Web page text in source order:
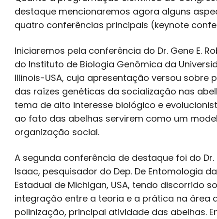
destaque mencionaremos agora alguns
quatro conferências principais (keynote
Iniciaremos pela conferência do Dr. Gene E.
do Instituto de Biologia Genômica da
Illinois-USA, cuja apresentação versou sobre
das raízes genéticas da socialização nas
tema de alto interesse biológico e
ao fato das abelhas servirem como um
organização social.
A segunda conferência de destaque foi do Dr.
Isaac, pesquisador do Dep. De Entomologia
Estadual de Michigan, USA, tendo discorrido
integração entre a teoria e a prática na área
polinização, principal atividade das abelhas.